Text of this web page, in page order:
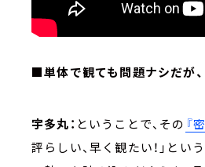
■単体で観ても問題ナシだが、
宇多丸： ということで、その 『
評らしい、早く観たい！」とい